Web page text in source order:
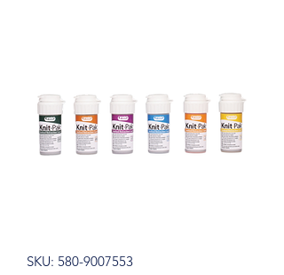
SKU: 580-9007553